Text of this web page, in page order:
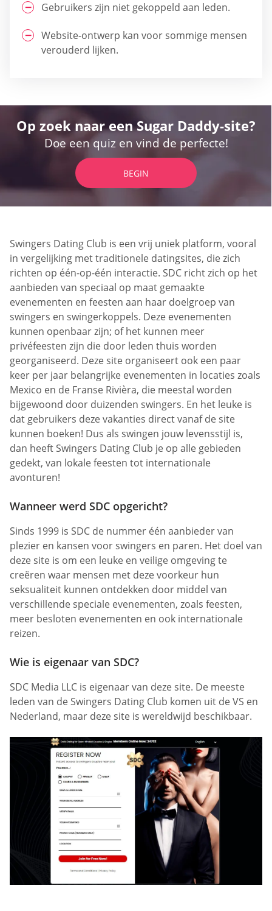
Gebruikers zijn niet gekoppeld aan leden.
Website-ontwerp kan voor sommige mensen
verouderd lijken.
Op zoek naar een Sugar Daddy-site?
Doe een quiz en vind de perfecte!
BEGIN
Swingers Dating Club is een vrij uniek platform, vooral
in vergelijking met traditionele datingsites, die zich
richten op één-op-één interactie. SDC richt zich op het
aanbieden van speciaal op maat gemaakte
evenementen en feesten aan haar doelgroep van
swingers en swingerkoppels. Deze evenementen
kunnen openbaar zijn; of het kunnen meer
privéfeesten zijn die door leden thuis worden
georganiseerd. Deze site organiseert ook een paar
keer per jaar belangrijke evenementen in locaties zoals
Mexico en de Franse Rivièra, die meestal worden
bijgewoond door duizenden swingers. En het leuke is
dat gebruikers deze vakanties direct vanaf de site
kunnen boeken! Dus als swingen jouw levensstijl is,
dan heeft Swingers Dating Club je op alle gebieden
gedekt, van lokale feesten tot internationale
avonturen!
Wanneer werd SDC opgericht?
Sinds 1999 is SDC de nummer één aanbieder van
plezier en kansen voor swingers en paren. Het doel van
deze site is om een leuke en veilige omgeving te
creëren waar mensen met deze voorkeur hun
seksualiteit kunnen ontdekken door middel van
verschillende speciale evenementen, zoals feesten,
meer besloten evenementen en ook internationale
reizen.
Wie is eigenaar van SDC?
SDC Media LLC is eigenaar van deze site. De meeste
leden van de Swingers Dating Club komen uit de VS en
Nederland, maar deze site is wereldwijd beschikbaar.